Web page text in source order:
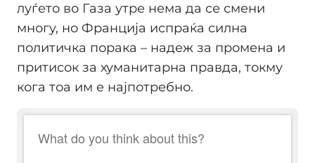
луѓето во Газа утре нема да се смени
многу, но Франција испраќа силна
политичка порака – надеж за промена и
притисок за хуманитарна правда, токму
кога тоа им е најпотребно.